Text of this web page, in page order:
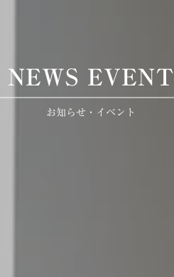
NEWS EVENT
お知らせ・イベント